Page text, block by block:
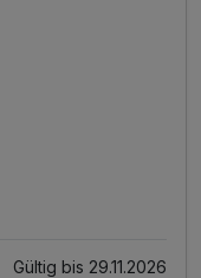
Gültig bis 29.11.2026